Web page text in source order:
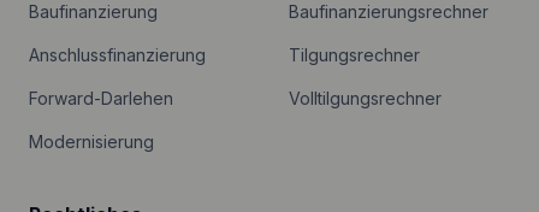
Baufinanzierung
Anschlussfinanzierung
Forward-Darlehen
Modernisierung
Baufinanzierungsrechner
Tilgungsrechner
Volltilgungsrechner